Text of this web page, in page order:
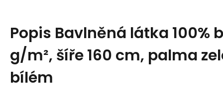
Popis Bavlněná látka 100%
g/m², šíře 160 cm, palma
bílém